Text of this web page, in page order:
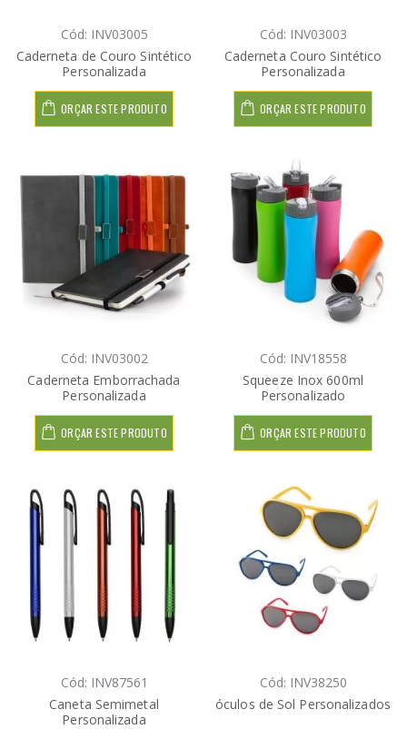
Cód: INV03005
Caderneta de Couro Sintético
Personalizada
ORÇAR ESTE PRODUTO
Cód: INV03003
Caderneta Couro Sintético
Personalizada
ORÇAR ESTE PRODUTO
Cód: INV03002
Caderneta Emborrachada
Personalizada
ORÇAR ESTE PRODUTO
Cód: INV18558
Squeeze Inox 600ml
Personalizado
ORÇAR ESTE PRODUTO
Cód: INV87561
Caneta Semimetal
Personalizada
Cód: INV38250
óculos de Sol Personalizados